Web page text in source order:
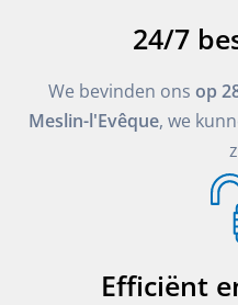
24/7
We bevinden ons op
Meslin-l'Evêque, we
Efficiënt